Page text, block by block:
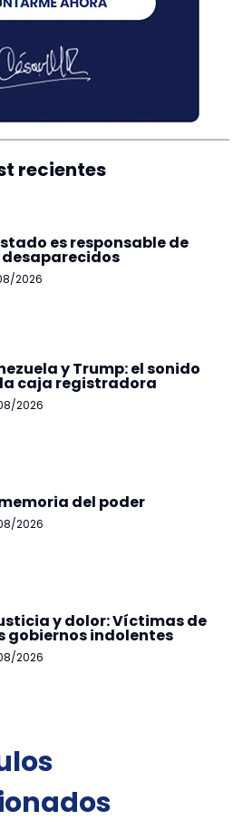
recientes
es responsable de
desaparecidos
2026
y Trump: el sonido
caja registradora
2026
del poder
2026
y dolor: Víctimas de
gobiernos indolentes
2026